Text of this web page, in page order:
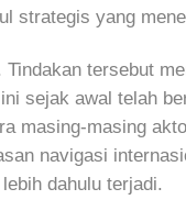
strategis yang
tersebut
sejak awal telah
masing-masing
navigasi
dahulu terjadi.